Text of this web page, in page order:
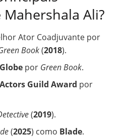
Ali?
Ator Coadjuvante por
Book(2018).
por Green Book.
Guild Award por
(2019).
(2025) como Blade.